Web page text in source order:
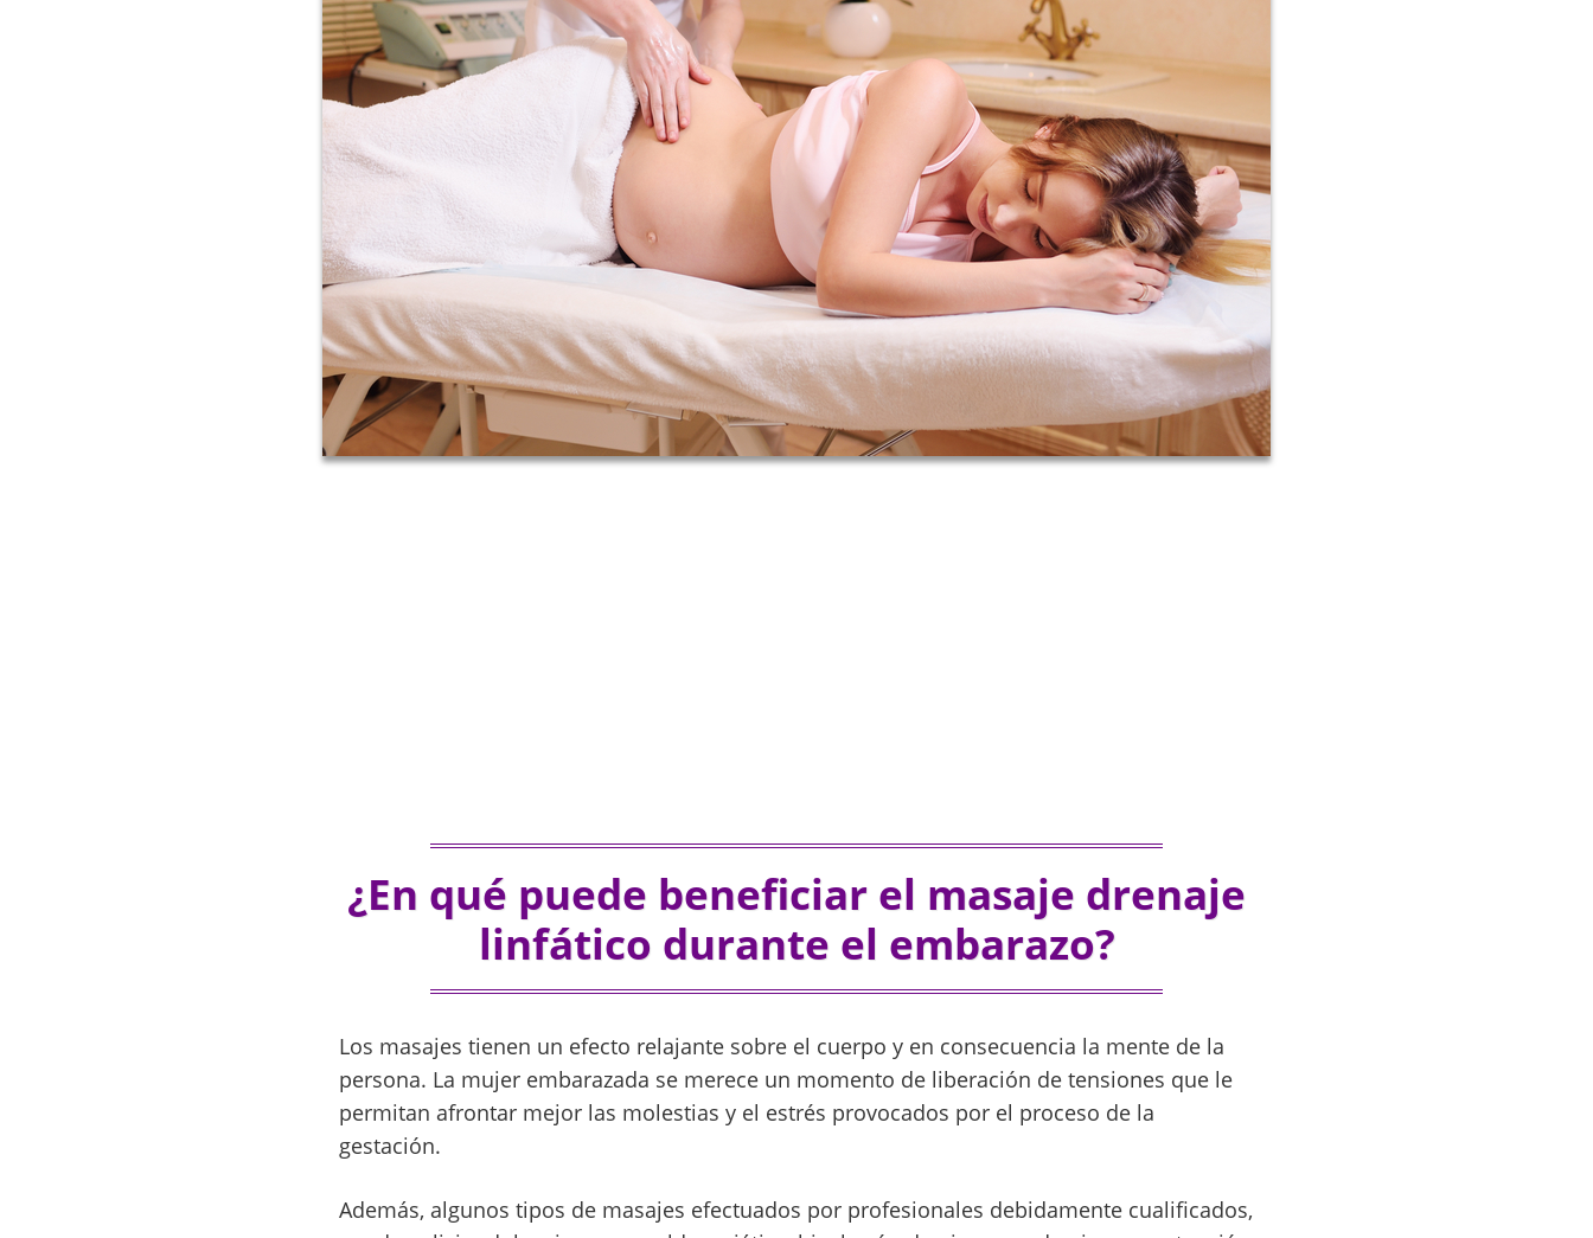
¿En qué puede beneficiar el masaje drenaje
linfático durante el embarazo?
Los masajes tienen un efecto relajante sobre el cuerpo y en consecuencia la mente de la
persona. La mujer embarazada se merece un momento de liberación de tensiones que le
permitan afrontar mejor las molestias y el estrés provocados por el proceso de la
gestación.
Además, algunos tipos de masajes efectuados por profesionales debidamente cualificados,